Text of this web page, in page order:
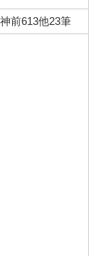
前613他23筆